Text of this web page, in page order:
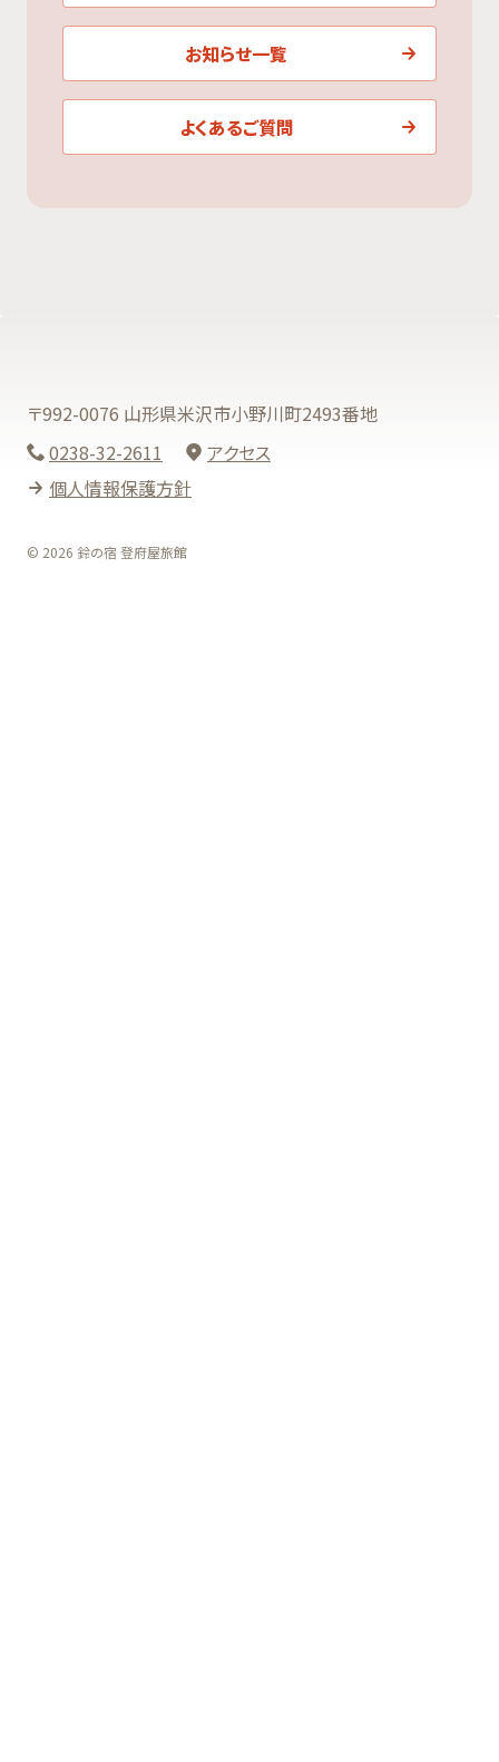
お知らせ一覧
よくあるご質問
〒992-0076 山形県米沢市小野川町2493番地
0238-32-2611
アクセス
個人情報保護方針
© 2026 鈴の宿 登府屋旅館